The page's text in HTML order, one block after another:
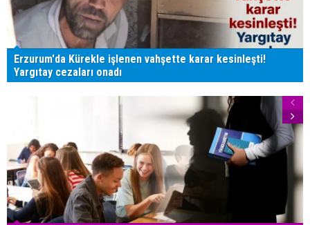
Erzurum'da Kürekle işlenen vahşette karar kesinleşti!
Yargıtay cezaları onadı